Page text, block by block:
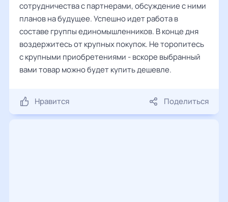
сотрудничества с партнерами, обсуждение с ними
планов на будущее. Успешно идет работа в
составе группы единомышленников. В конце дня
воздержитесь от крупных покупок. Не торопитесь
с крупными приобретениями - вскоре выбранный
вами товар можно будет купить дешевле.
Нравится Поделиться